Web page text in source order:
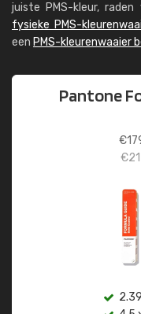
juiste PMS-kleur,
fysieke PMS-
een PMS-kleurenwaaier
Pantone
€
€